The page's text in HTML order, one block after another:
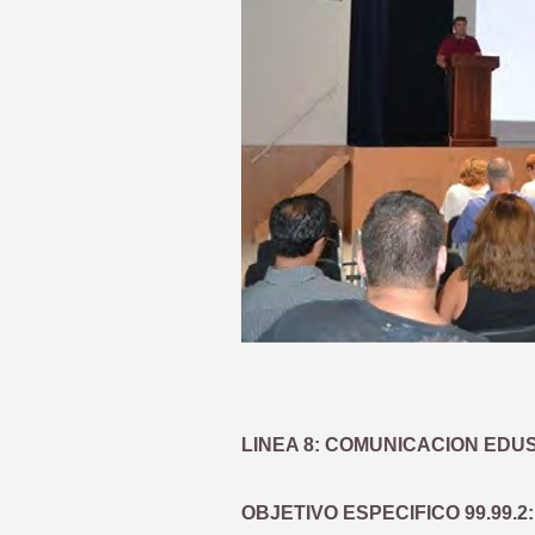
LINEA 8: COMUNICACION
OBJETIVO ESPECIFICO 99.99.2: